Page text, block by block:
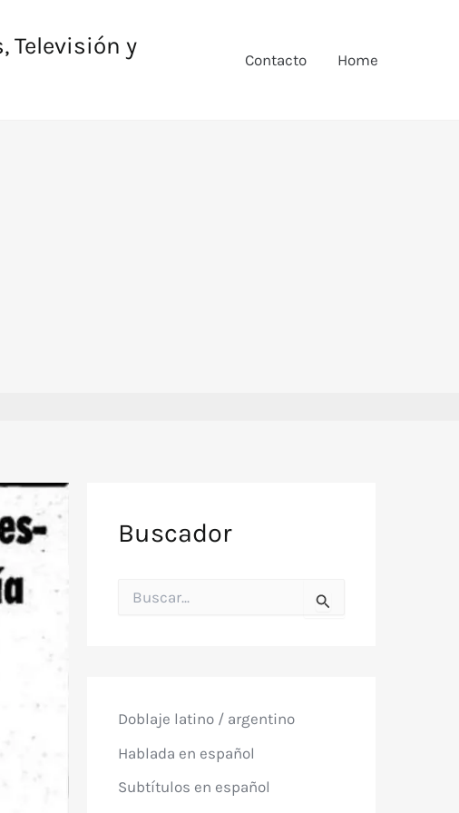
Televisión y
Contacto Home
Buscador
o
:
Doblaje latino / argentino
Hablada en español
Subtítulos en español